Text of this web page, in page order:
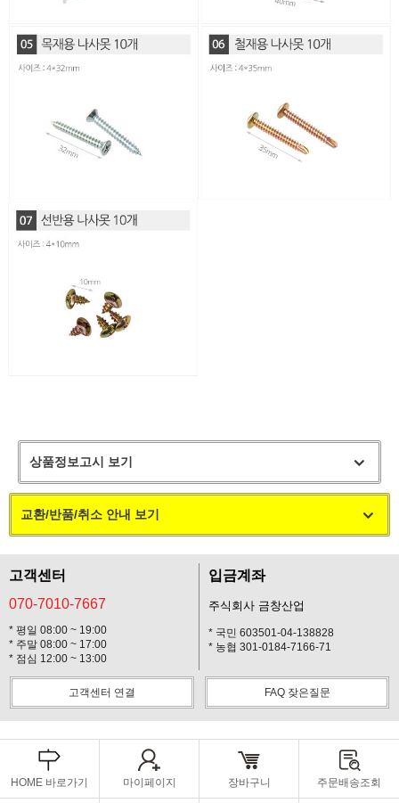
상품정보고시 보기
교환/반품/취소 안내 보기
고객센터
070-7010-7667
* 평일 08:00 ~ 19:00
* 주말 08:00 ~ 17:00
* 점심 12:00 ~ 13:00
입금계좌
주식회사 금창산업
* 국민 603501-04-138828
* 농협 301-0184-7166-71
고객센터 연결 FAQ 잦은질문
HOME 바로가기 마이페이지 장바구니 주문배송조회